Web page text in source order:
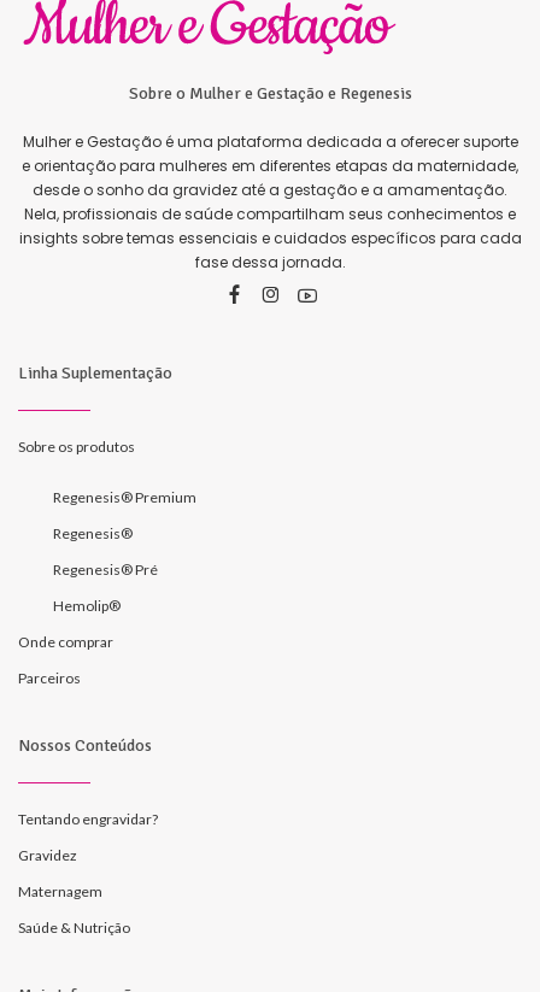
Sobre o Mulher e Gestação e Regenesis
Mulher e Gestação é uma plataforma dedicada a oferecer suporte
e orientação para mulheres em diferentes etapas da maternidade,
desde o sonho da gravidez até a gestação e a amamentação.
Nela, profissionais de saúde compartilham seus conhecimentos e
insights sobre temas essenciais e cuidados específicos para cada
fase dessa jornada.
Linha Suplementação
Sobre os produtos
Regenesis® Premium
Regenesis®
Regenesis® Pré
Hemolip®
Onde comprar
Parceiros
Nossos Conteúdos
Tentando engravidar?
Gravidez
Maternagem
Saúde & Nutrição